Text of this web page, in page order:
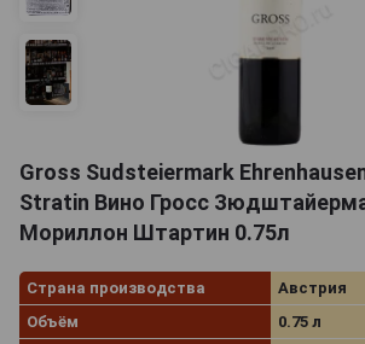
Gross Sudsteiermark
Stratin Вино Гросс
Мориллон Штартин 0.75л
Страна производства
Австрия
Объём
0.75 л